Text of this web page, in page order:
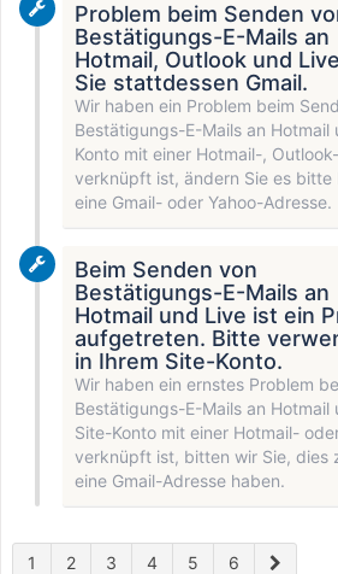
Problem beim Senden
Bestätigungs-E-Mails an
Hotmail, Outlook und
Sie stattdessen Gmail.
Wir haben ein Problem beim
Bestätigungs-E-Mails an Hotmail
Konto mit einer Hotmail-,
verknüpft ist, ändern Sie es bitte
eine Gmail- oder Yahoo-Adresse.
Beim Senden von
Bestätigungs-E-Mails an
Hotmail und Live ist ein
aufgetreten. Bitte
in Ihrem Site-Konto.
Wir haben ein ernstes Problem
Bestätigungs-E-Mails an Hotmail
Site-Konto mit einer Hotmail-
verknüpft ist, bitten wir Sie, dies
eine Gmail-Adresse haben.
1 2 3 4 5 6